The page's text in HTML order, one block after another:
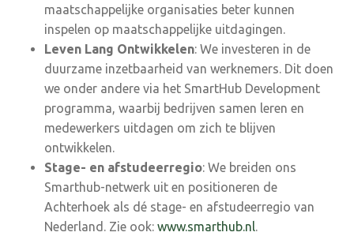
maatschappelijke organisaties beter kunnen
inspelen op maatschappelijke uitdagingen.
Leven Lang Ontwikkelen: We investeren in de
duurzame inzetbaarheid van werknemers. Dit doen
we onder andere via het SmartHub Development
programma, waarbij bedrijven samen leren en
medewerkers uitdagen om zich te blijven
ontwikkelen.
Stage- en afstudeerregio: We breiden ons
Smarthub-netwerk uit en positioneren de
Achterhoek als dé stage- en afstudeerregio van
Nederland. Zie ook: www.smarthub.nl.